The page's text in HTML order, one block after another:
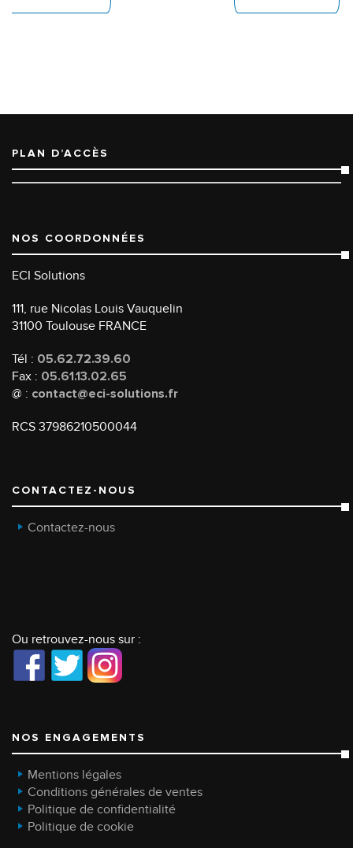
PLAN D’ACCÈS
NOS COORDONNÉES
ECI Solutions
111, rue Nicolas Louis Vauquelin
31100 Toulouse FRANCE
Tél : 05.62.72.39.60
Fax : 05.61.13.02.65
@ : contact@eci-solutions.fr
RCS 37986210500044
CONTACTEZ-NOUS
Contactez-nous
Ou retrouvez-nous sur :
NOS ENGAGEMENTS
Mentions légales
Conditions générales de ventes
Politique de confidentialité
Politique de cookie